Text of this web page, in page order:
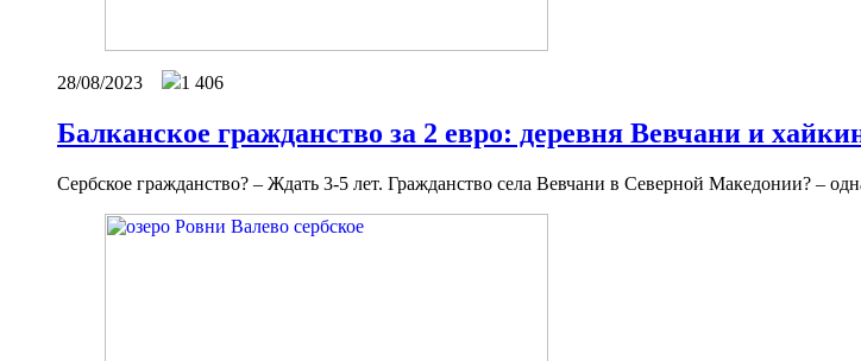
28/08/2023 1 406
Балканское гражданство за 2 евро: деревня Вевчани и
Сербское гражданство? – Ждать 3-5 лет. Гражданство села Вевчани в Северной Македонии? –